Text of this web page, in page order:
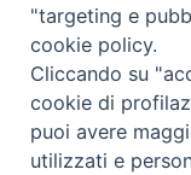
"targeting e
cookie policy.
Cliccando su
cookie di
puoi avere
utilizzati e